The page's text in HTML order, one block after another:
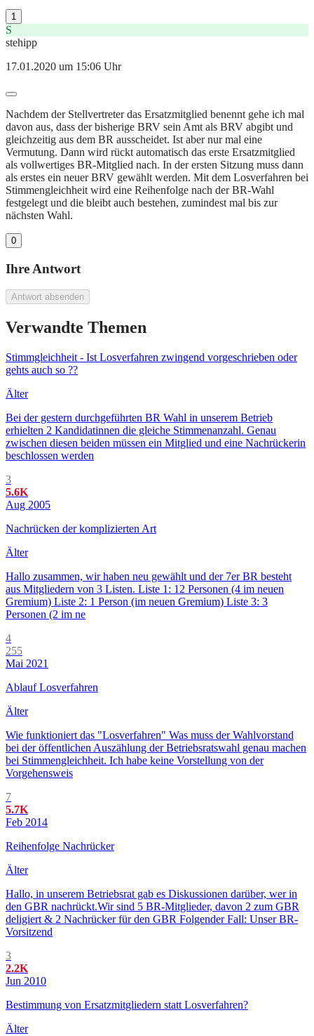
1
S
stehipp
17.01.2020 um 15:06 Uhr
Nachdem der Stellvertreter das Ersatzmitglied benennt gehe ich mal
davon aus, dass der bisherige BRV sein Amt als BRV abgibt und
gleichzeitig aus dem BR ausscheidet. Ist aber nur mal eine
Vermutung. Dann wird rückt automatisch das erste Ersatzmitglied
als vollwertiges BR-Mitglied nach. In der ersten Sitzung muss dann
als erstes ein neuer BRV gewählt werden. Mit dem Losverfahren bei
Stimmengleichheit wird eine Reihenfolge nach der BR-Wahl
festgelegt und die bleibt auch bestehen, zumindest mal bis zur
nächsten Wahl.
0
Ihre Antwort
Antwort absenden
Verwandte Themen
Stimmgleichheit - Ist Losverfahren zwingend vorgeschrieben oder
gehts auch so ??
Älter
Bei der gestern durchgeführten BR Wahl in unserem Betrieb
erhielten 2 Kandidatinnen die gleiche Stimmenanzahl. Genau
zwischen diesen beiden müssen ein Mitglied und eine Nachrückerin
beschlossen werden
3
5.6K
Aug 2005
Nachrücken der komplizierten Art
Älter
Hallo zusammen, wir haben neu gewählt und der 7er BR besteht
aus Mitgliedern von 3 Listen. Liste 1: 12 Personen (4 im neuen
Gremium) Liste 2: 1 Person (im neuen Gremium) Liste 3: 3
Personen (2 im ne
4
255
Mai 2021
Ablauf Losverfahren
Älter
Wie funktioniert das "Losverfahren" Was muss der Wahlvorstand
bei der öffentlichen Auszählung der Betriebsratswahl genau machen
bei Stimmengleichheit. Ich habe keine Vorstellung von der
Vorgehensweis
7
5.7K
Feb 2014
Reihenfolge Nachrücker
Älter
Hallo, in unserem Betriebsrat gab es Diskussionen darüber, wer in
den GBR nachrückt.Wir sind 5 BR-Mitglieder, davon 2 zum GBR
deligiert & 2 Nachrücker für den GBR Folgender Fall: Unser BR-
Vorsitzend
3
2.2K
Jun 2010
Bestimmung von Ersatzmitgliedern statt Losverfahren?
Älter